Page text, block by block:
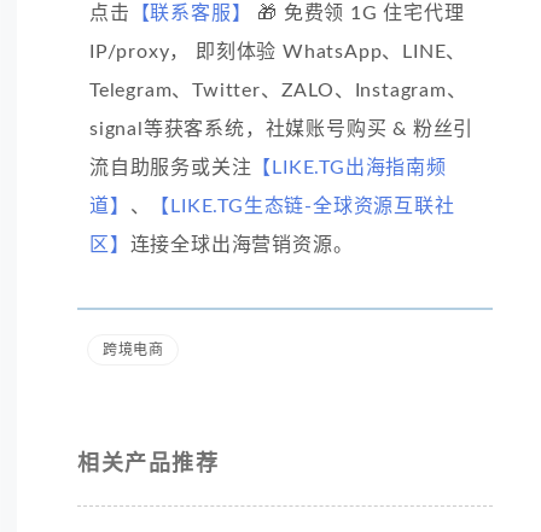
点击 【联系客服】
🎁 免费领 1G 住宅代理
IP/proxy， 即刻体验 WhatsApp、LINE、
Telegram、Twitter、ZALO、Instagram、
signal等获客系统，社媒账号购买 & 粉丝引
流自助服务或关注 【LIKE.TG出海指南频
道】 、
【LIKE.TG生态链-全球资源互联社
区】 连接全球出海营销资源。
跨境电商
相关产品推荐